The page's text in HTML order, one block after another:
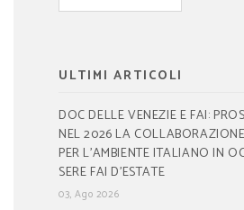
ULTIMI ARTICOLI
DOC DELLE VENEZIE E FAI:
NEL 2026 LA
PER L’AMBIENTE ITALIANO IN
SERE FAI D’ESTATE
03, Ago 2026